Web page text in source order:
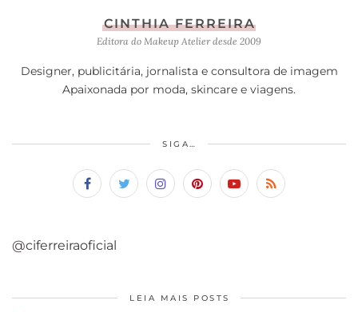
CINTHIA FERREIRA
Editora do Makeup Atelier desde 2009
Designer, publicitária, jornalista e consultora de imagem
Apaixonada por moda, skincare e viagens.
SIGA…
@ciferreiraoficial
LEIA MAIS POSTS